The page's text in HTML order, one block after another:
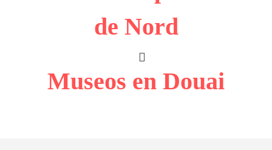
de Nord
Museos en Douai